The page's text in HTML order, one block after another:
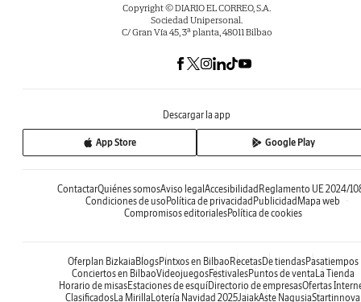
Copyright © DIARIO EL CORREO, S.A.
Sociedad Unipersonal.
C/ Gran Vía 45, 3ª planta, 48011 Bilbao
Descargar la app
App Store Google Play
ContactarQuiénes somosAviso legalAccesibilidadReglamento UE 2024/
Condiciones de usoPolítica de privacidadPublicidadMapa web
Compromisos editorialesPolítica de cookies
Oferplan BizkaiaBlogsPintxos en BilbaoRecetasDe tiendasPasatiempos
Conciertos en BilbaoVideojuegosFestivalesPuntos de ventaLa Tienda
Horario de misasEstaciones de esquíDirectorio de empresasOfertas
ClasificadosLa MirillaLotería Navidad 2025JaiakAste NagusiaStartinnova